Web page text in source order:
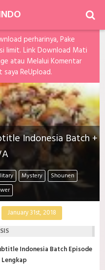
perharinya, Pake
limit. Link Download Mati
atau Melalui Komentar
ReUpload.
Indonesia Batch +
Mystery
Shounen
January 31st, 2018
Indonesia Batch Episode
Lengkap